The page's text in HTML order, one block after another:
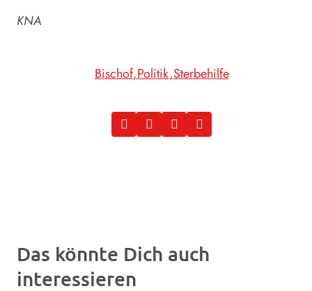
KNA
Bischof Politik Sterbehilfe
Das könnte Dich auch
interessieren